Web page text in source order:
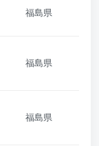
福島県
福島県
福島県